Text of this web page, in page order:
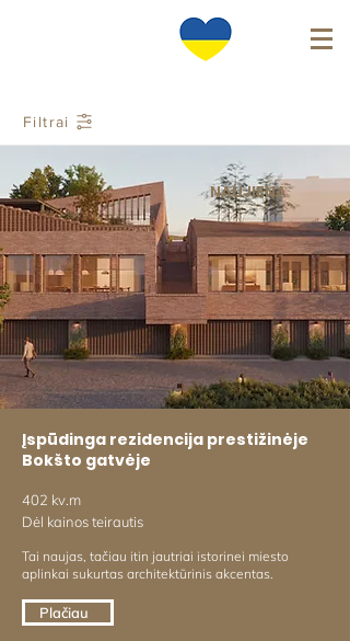
Filtrai
NAUJIENA
Įspūdinga rezidencija prestižinėje
Bokšto gatvėje
402 kv.m
Dėl kainos teirautis
Tai naujas, tačiau itin jautriai istorinei miesto
aplinkai sukurtas architektūrinis akcentas.
Plačiau